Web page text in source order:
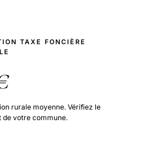
TAXE FONCIÈRE
rurale moyenne. Vérifiez le
de votre commune.